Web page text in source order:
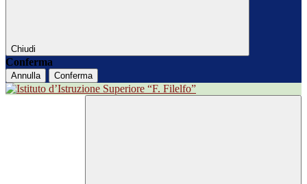
Chiudi
Conferma
Annulla Conferma